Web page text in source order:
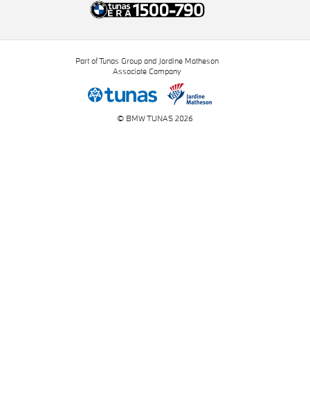
© BMW TUNAS 2026
Part of Tunas Group and Jardine Matheson
Associate Company